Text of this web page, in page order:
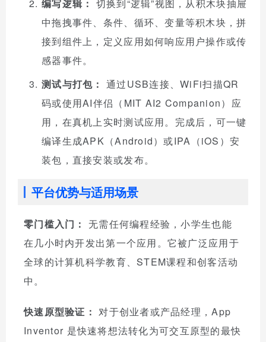
编写逻辑： 切换到“逻辑”视图，从积木块抽屉
中拖拽事件、条件、循环、变量等积木块，拼
接到组件上，定义应用如何响应用户操作或传
感器事件。
测试与打包： 通过USB连接、WiFi扫描QR
码或使用AI伴侣（MIT AI2 Companion）应
用，在真机上实时测试应用。完成后，可一键
编译生成APK（Android）或IPA（iOS）安
装包，直接安装或发布。
平台优势与适用场景
零门槛入门： 无需任何编程经验，小学生也能
在几小时内开发出第一个应用。它被广泛应用于
全球的计算机科学教育、STEM课程和创客活动
中。
快速原型验证： 对于创业者或产品经理，App
Inventor 是快速将想法转化为可交互原型的最快